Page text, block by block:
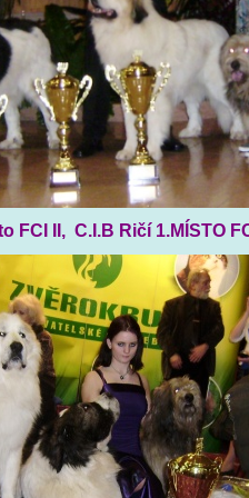
FCI II, C.I.B Ričí 1.MÍSTO